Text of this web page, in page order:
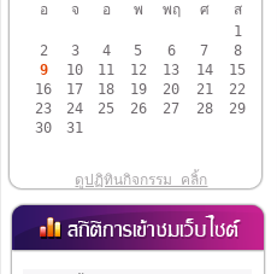
อ
จ อ พ พฤ ศ
ส
1
2
3 4 5 6 7
8
9
10 11 12 13 14
15
16
17 18 19 20 21
22
23
24 25 26 27 28
29
30
31
ดูปฏิทินกิจกรรม คลิ้ก